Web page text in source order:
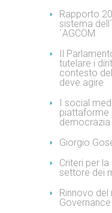
Rapporto
sistema
´AGCOM
Il
tutelare i
contesto
deve agire
I social
piattaforme
democrazia
Giorgio
Criteri per
settore dei
Rinnovo del